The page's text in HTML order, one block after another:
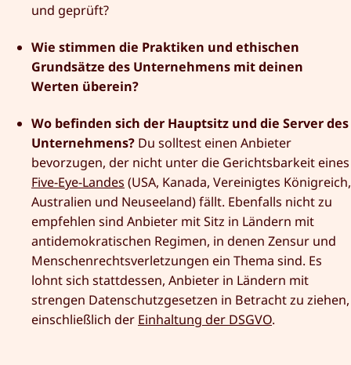
und geprüft?
Wie stimmen die Praktiken und ethischen
Grundsätze des Unternehmens mit deinen
Werten überein?
Wo befinden sich der Hauptsitz und die Server des
Unternehmens? Du solltest einen Anbieter
bevorzugen, der nicht unter die Gerichtsbarkeit eines
Five-Eye-Landes (USA, Kanada, Vereinigtes Königreich,
Australien und Neuseeland) fällt. Ebenfalls nicht zu
empfehlen sind Anbieter mit Sitz in Ländern mit
antidemokratischen Regimen, in denen Zensur und
Menschenrechtsverletzungen ein Thema sind. Es
lohnt sich stattdessen, Anbieter in Ländern mit
strengen Datenschutzgesetzen in Betracht zu ziehen,
einschließlich der Einhaltung der DSGVO.